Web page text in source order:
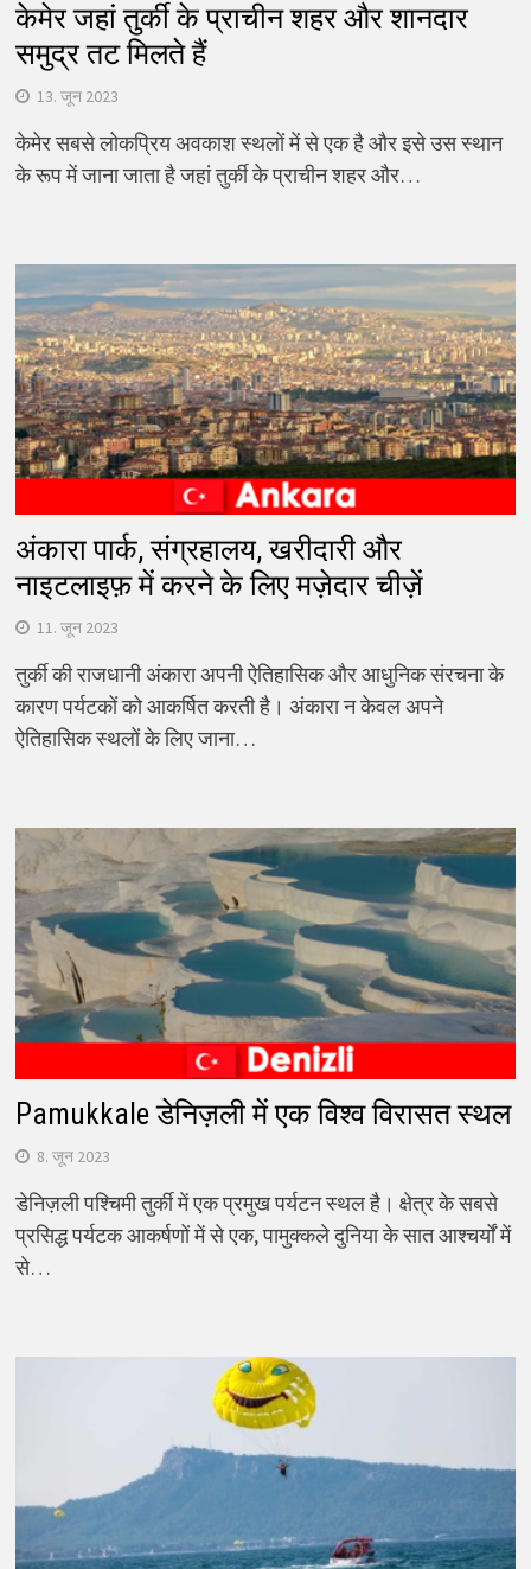
केमेर जहां तुर्की के प्राचीन शहर और शानदार
समुद्र तट मिलते हैं
13. जून 2023
केमेर सबसे लोकप्रिय अवकाश स्थलों में से एक है और इसे उस स्थान
के रूप में जाना जाता है जहां तुर्की के प्राचीन शहर और…
अंकारा पार्क, संग्रहालय, खरीदारी और
नाइटलाइफ़ में करने के लिए मज़ेदार चीज़ें
11. जून 2023
तुर्की की राजधानी अंकारा अपनी ऐतिहासिक और आधुनिक संरचना के
कारण पर्यटकों को आकर्षित करती है। अंकारा न केवल अपने
ऐतिहासिक स्थलों के लिए जाना…
Pamukkale डेनिज़ली में एक विश्व विरासत स्थल
8. जून 2023
डेनिज़ली पश्चिमी तुर्की में एक प्रमुख पर्यटन स्थल है। क्षेत्र के सबसे
प्रसिद्ध पर्यटक आकर्षणों में से एक, पामुक्कले दुनिया के सात आश्चर्यों में
से…